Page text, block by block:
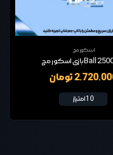
اسکور مچ
تومان
10 امتیاز